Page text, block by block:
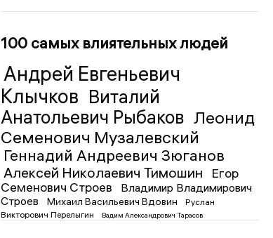
100 самых влиятельных людей
Андрей Евгеньевич
Клычков Виталий
Анатольевич Рыбаков Леонид
Семенович Музалевский
Геннадий Андреевич Зюганов
Алексей Николаевич Тимошин
Егор
Семенович Строев
Владимир Владимирович
Строев
Михаил Васильевич Вдовин
Руслан
Викторович Перелыгин
Вадим Александрович Тарасов